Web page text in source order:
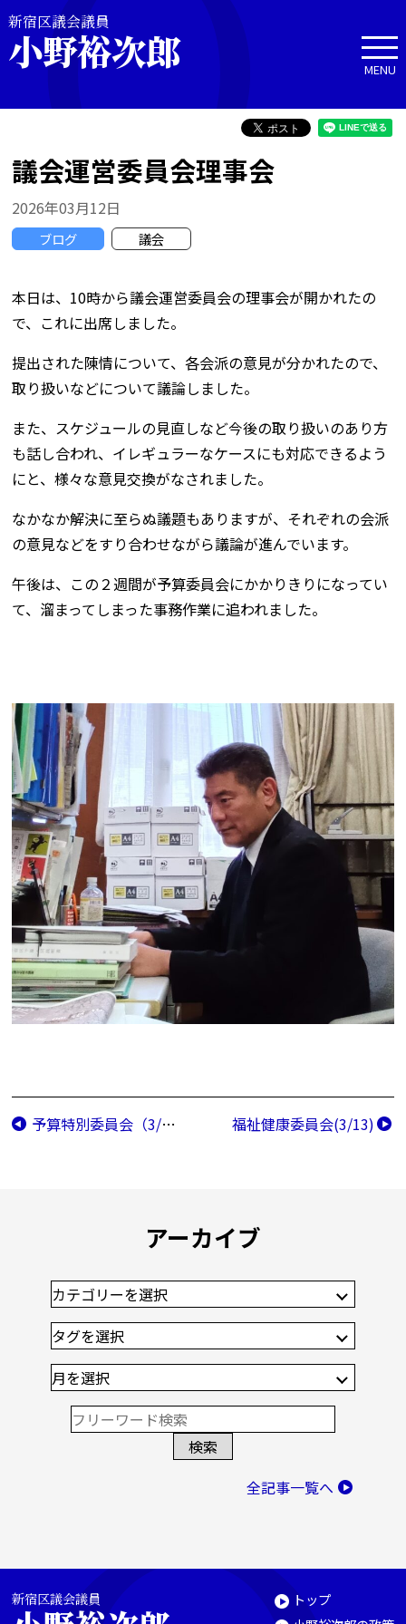
新宿区議会議員
小野裕次郎 MENU
議会運営委員会理事会
2026年03月12日
ブログ 議会
本日は、10時から議会運営委員会の理事会が開かれたの
で、これに出席しました。
提出された陳情について、各会派の意見が分かれたので、
取り扱いなどについて議論しました。
また、スケジュールの見直しなど今後の取り扱いのあり方
も話し合われ、イレギュラーなケースにも対応できるよう
にと、様々な意見交換がなされました。
なかなか解決に至らぬ議題もありますが、それぞれの会派
の意見などをすり合わせながら議論が進んでいます。
午後は、この２週間が予算委員会にかかりきりになってい
て、溜まってしまった事務作業に追われました。
予算特別委員会（3/11） 福祉健康委員会(3/13)
アーカイブ
全記事一覧へ
新宿区議会議員
トップ